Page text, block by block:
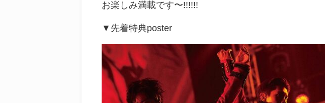
お楽しみ満載です〜!!!!!!
▼先着特典poster